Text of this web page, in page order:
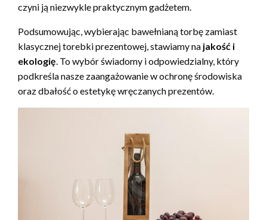
czyni ją niezwykle praktycznym gadżetem.
Podsumowując, wybierając bawełnianą torbę zamiast
klasycznej torebki prezentowej, stawiamy na jakość i
ekologię . To wybór świadomy i odpowiedzialny, który
podkreśla nasze zaangażowanie w ochronę środowiska
oraz dbałość o estetykę wręczanych prezentów.